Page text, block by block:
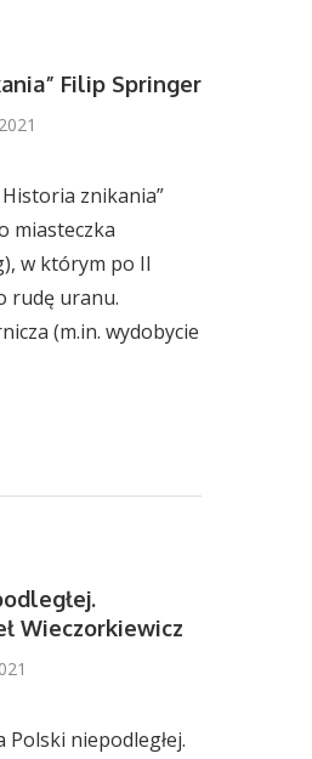
Filip Springer
znikania”
miasteczka
w którym po II
rudę uranu.
(m.in. wydobycie
Wieczorkiewicz
Polski niepodległej.